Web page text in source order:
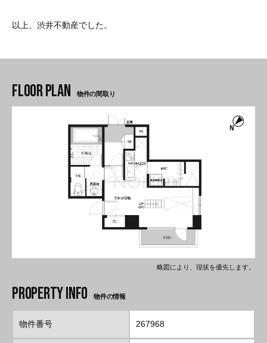
以上、渋井不動産でした。
物件の間取り
略図により、現状を優先します。
物件の情報
物件番号 267968